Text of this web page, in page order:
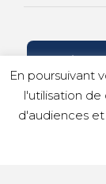
©
Politique
En poursuivant
l'utilisation
d'audiences